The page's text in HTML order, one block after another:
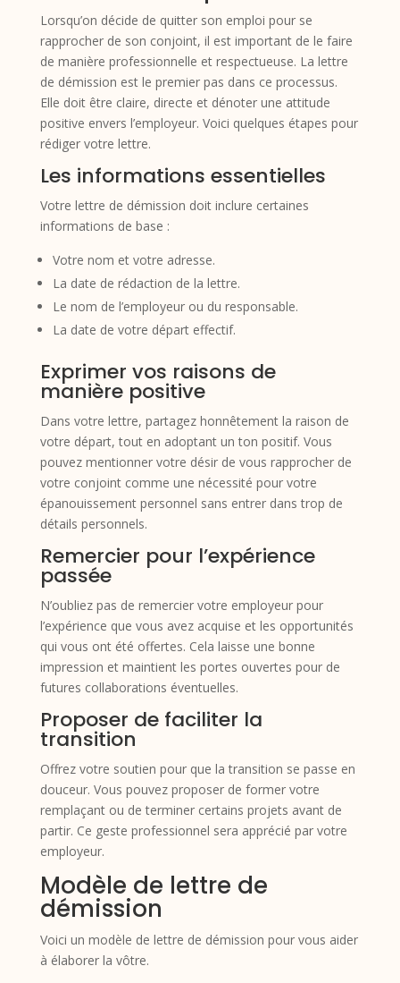
Lorsqu’on décide de quitter son emploi pour se
rapprocher de son conjoint, il est important de le faire
de manière professionnelle et respectueuse. La lettre
de démission est le premier pas dans ce processus.
Elle doit être claire, directe et dénoter une attitude
positive envers l’employeur. Voici quelques étapes pour
rédiger votre lettre.
Les informations essentielles
Votre lettre de démission doit inclure certaines
informations de base :
Votre nom et votre adresse.
La date de rédaction de la lettre.
Le nom de l’employeur ou du responsable.
La date de votre départ effectif.
Exprimer vos raisons de
manière positive
Dans votre lettre, partagez honnêtement la raison de
votre départ, tout en adoptant un ton positif. Vous
pouvez mentionner votre désir de vous rapprocher de
votre conjoint comme une nécessité pour votre
épanouissement personnel sans entrer dans trop de
détails personnels.
Remercier pour l’expérience
passée
N’oubliez pas de remercier votre employeur pour
l’expérience que vous avez acquise et les opportunités
qui vous ont été offertes. Cela laisse une bonne
impression et maintient les portes ouvertes pour de
futures collaborations éventuelles.
Proposer de faciliter la
transition
Offrez votre soutien pour que la transition se passe en
douceur. Vous pouvez proposer de former votre
remplaçant ou de terminer certains projets avant de
partir. Ce geste professionnel sera apprécié par votre
employeur.
Modèle de lettre de
démission
Voici un modèle de lettre de démission pour vous aider
à élaborer la vôtre.